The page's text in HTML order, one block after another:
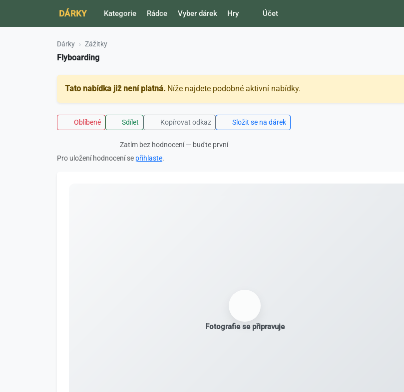
DÁRKY Kategorie Rádce Vyber dárek Hry Účet
Dárky Zážitky
Flyboarding
Tato nabídka již není platná. Níže najdete podobné aktivní nabídky.
Oblíbené Sdílet Kopírovat odkaz Složit se na dárek
Zatím bez hodnocení — buďte první
Pro uložení hodnocení se přihlaste.
Fotografie se připravuje